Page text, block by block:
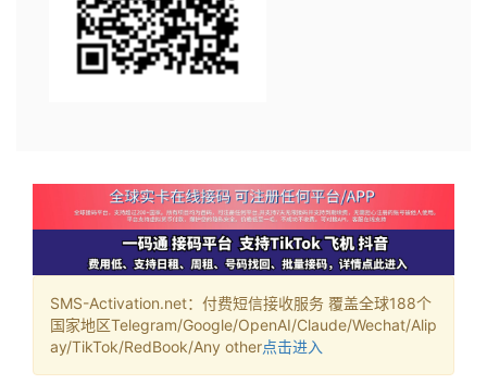
SMS-Activation.net：付费短信接收服务 覆盖全球188个
国家地区Telegram/Google/OpenAI/Claude/Wechat/Alip
ay/TikTok/RedBook/Any other点击进入